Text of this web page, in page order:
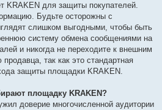
KRAKEN для защиты покупателей.
Будьте осторожны с
слишком выгодными, чтобы быть
систему обмена сообщениями на
и никогда не переходите к внешним
так как это стандартная
защиты площадки KRAKEN.
площадку KRAKEN?
доверие многочисленной аудитории